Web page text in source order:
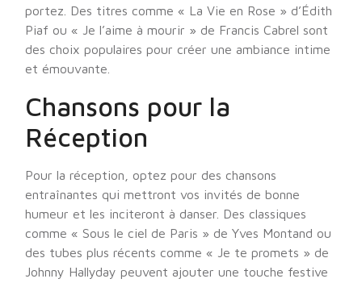
portez. Des titres comme « La Vie en Rose » d’Édith
Piaf ou « Je l’aime à mourir » de Francis Cabrel sont
des choix populaires pour créer une ambiance intime
et émouvante.
Chansons pour la
Réception
Pour la réception, optez pour des chansons
entraînantes qui mettront vos invités de bonne
humeur et les inciteront à danser. Des classiques
comme « Sous le ciel de Paris » de Yves Montand ou
des tubes plus récents comme « Je te promets » de
Johnny Hallyday peuvent ajouter une touche festive